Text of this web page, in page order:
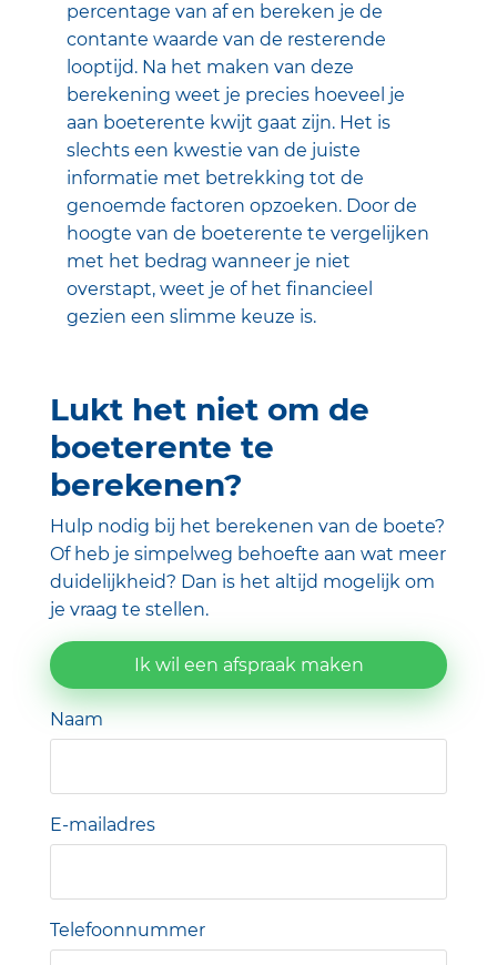
percentage van af en bereken je de
contante waarde van de resterende
looptijd. Na het maken van deze
berekening weet je precies hoeveel je
aan boeterente kwijt gaat zijn. Het is
slechts een kwestie van de juiste
informatie met betrekking tot de
genoemde factoren opzoeken. Door de
hoogte van de boeterente te vergelijken
met het bedrag wanneer je niet
overstapt, weet je of het financieel
gezien een slimme keuze is.
Lukt het niet om de
boeterente te
berekenen?
Hulp nodig bij het berekenen van de boete?
Of heb je simpelweg behoefte aan wat meer
duidelijkheid? Dan is het altijd mogelijk om
je vraag te stellen.
Ik wil een afspraak maken
Naam
E-mailadres
Telefoonnummer